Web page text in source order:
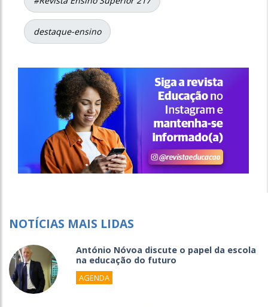
destaque-ensino
NOTÍCIAS MAIS LIDAS
António Nóvoa discute o papel da escola
na educação do futuro
AGENDA